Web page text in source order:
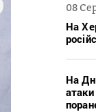
08
На
На